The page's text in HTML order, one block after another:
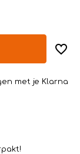
met je Klarna